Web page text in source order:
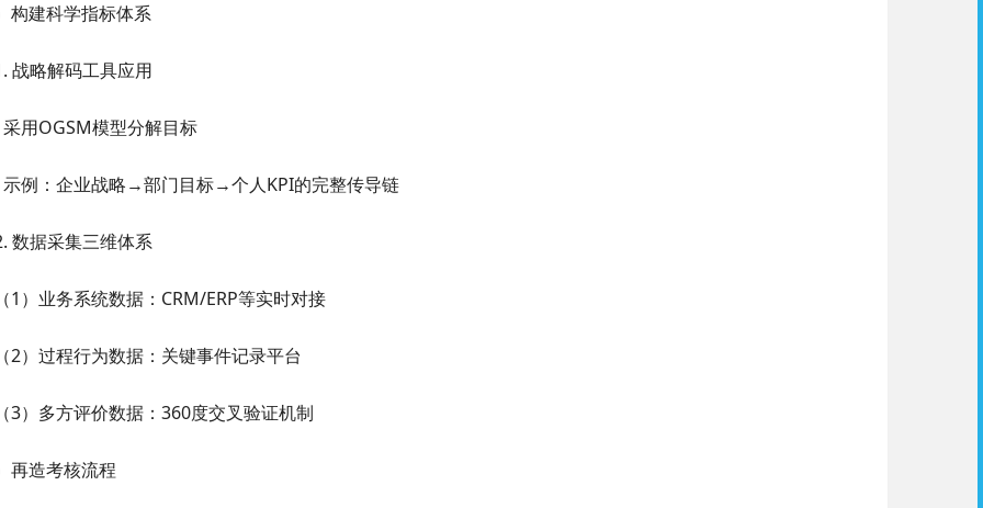
构建科学指标体系
战略解码工具应用
采用OGSM模型分解目标
示例：企业战略→部门目标→个人KPI的完整传导链
数据采集三维体系
（1）业务系统数据：CRM/ERP等实时对接
（2）过程行为数据：关键事件记录平台
（3）多方评价数据：360度交叉验证机制
再造考核流程